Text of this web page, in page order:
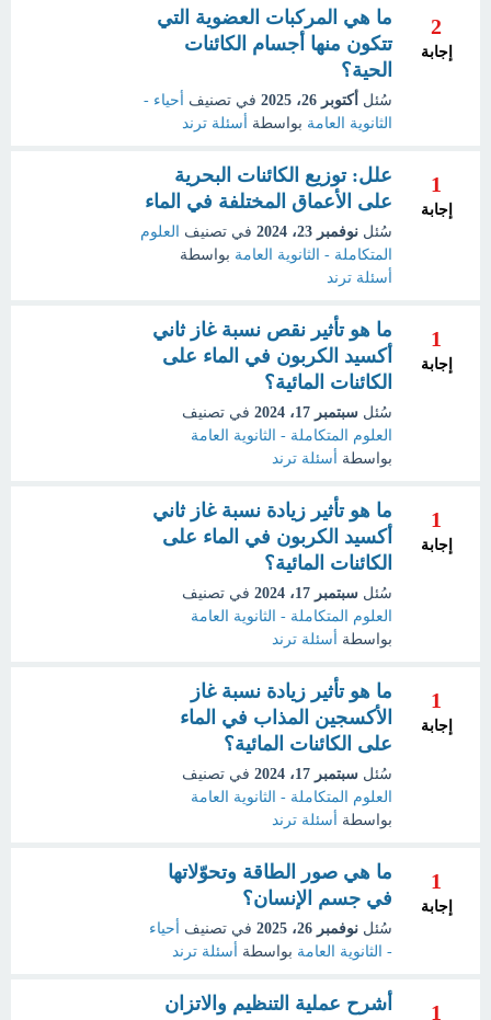
2
إجابة
ما هي المركبات العضوية التي
تتكون منها أجسام الكائنات
الحية؟
سُئل أكتوبر 26، 2025 في تصنيف
أحياء -
الثانوية العامة بواسطة أسئلة ترند
1
إجابة
علل: توزيع الكائنات البحرية
على الأعماق المختلفة في الماء
سُئل نوفمبر 23، 2024 في تصنيف
العلوم
المتكاملة - الثانوية العامة بواسطة
أسئلة ترند
1
إجابة
ما هو تأثير نقص نسبة غاز ثاني
أكسيد الكربون في الماء على
الكائنات المائية؟
سُئل سبتمبر 17، 2024
في تصنيف
العلوم المتكاملة - الثانوية العامة
بواسطة
أسئلة ترند
1
إجابة
ما هو تأثير زيادة نسبة غاز ثاني
أكسيد الكربون في الماء على
الكائنات المائية؟
سُئل سبتمبر 17، 2024
في تصنيف
العلوم المتكاملة - الثانوية العامة
بواسطة
أسئلة ترند
1
إجابة
ما هو تأثير زيادة نسبة غاز
الأكسجين المذاب في الماء
على الكائنات المائية؟
سُئل سبتمبر 17، 2024
في تصنيف
العلوم المتكاملة - الثانوية العامة
بواسطة
أسئلة ترند
1
إجابة
ما هي صور الطاقة وتحوّلاتها
في جسم الإنسان؟
سُئل نوفمبر 26، 2025 في تصنيف
أحياء
- الثانوية العامة بواسطة أسئلة ترند
1
أشرح عملية التنظيم والاتزان